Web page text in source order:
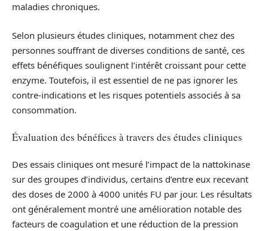
maladies chroniques.
Selon plusieurs études cliniques, notamment chez des
personnes souffrant de diverses conditions de santé, ces
effets bénéfiques soulignent l’intérêt croissant pour cette
enzyme. Toutefois, il est essentiel de ne pas ignorer les
contre-indications et les risques potentiels associés à sa
consommation.
Évaluation des bénéfices à travers des études cliniques
Des essais cliniques ont mesuré l’impact de la nattokinase
sur des groupes d’individus, certains d’entre eux recevant
des doses de 2000 à 4000 unités FU par jour. Les résultats
ont généralement montré une amélioration notable des
facteurs de coagulation et une réduction de la pression